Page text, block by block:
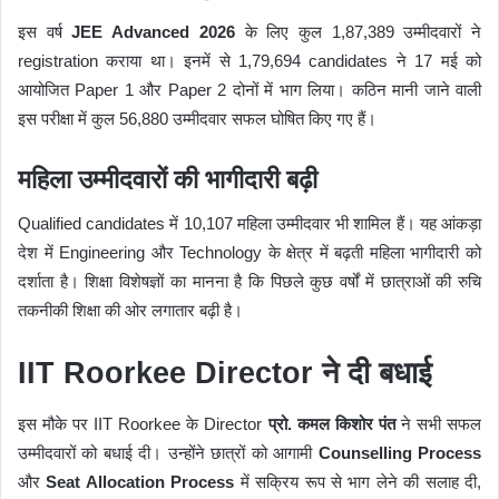
इस वर्षJEE Advanced 2026के लिए कुल 1,87,389 उम्मीदवारों ने
registration कराया था। इनमें से 1,79,694 candidates ने 17 मई को
आयोजित Paper 1 और Paper 2 दोनों में भाग लिया। कठिन मानी जाने वाली
इस परीक्षा में कुल 56,880 उम्मीदवार सफल घोषित किए गए हैं।
महिला उम्मीदवारों की भागीदारी बढ़ी
Qualified candidates में 10,107 महिला उम्मीदवार भी शामिल हैं। यह आंकड़ा
देश में Engineering और Technology के क्षेत्र में बढ़ती महिला भागीदारी को
दर्शाता है। शिक्षा विशेषज्ञों का मानना है कि पिछले कुछ वर्षों में छात्राओं की रुचि
तकनीकी शिक्षा की ओर लगातार बढ़ी है।
IIT Roorkee Director ने दी बधाई
इस मौके पर IIT Roorkee के Directorप्रो. कमल किशोर पंतने सभी सफल
उम्मीदवारों को बधाई दी। उन्होंने छात्रों को आगामी Counselling Process
औरSeat Allocation Process में सक्रिय रूप से भाग लेने की सलाह दी,